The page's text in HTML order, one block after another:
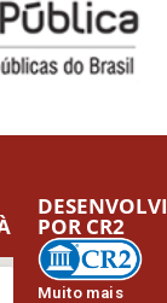
Muito mais
POR CR2